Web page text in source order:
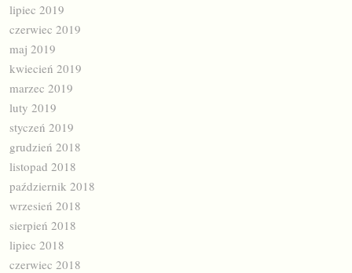
lipiec 2019
czerwiec 2019
maj 2019
kwiecień 2019
marzec 2019
luty 2019
styczeń 2019
grudzień 2018
listopad 2018
październik 2018
wrzesień 2018
sierpień 2018
lipiec 2018
czerwiec 2018